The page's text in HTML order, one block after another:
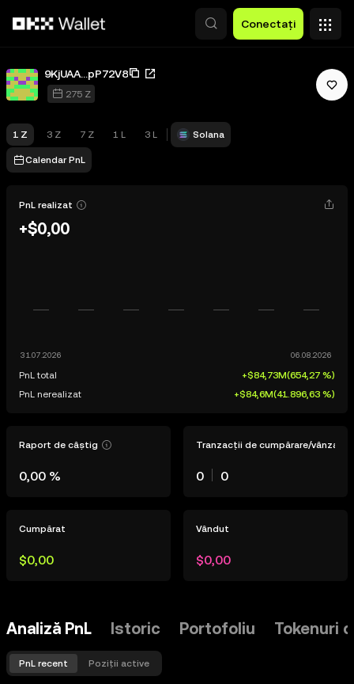
Conectați
9KjUAA...pP72V8
275 Z
1 Z 3 Z 7 Z 1 L 3 L Solana
Calendar PnL
PnL realizat
+$0,00
PnL total +$84,73M(654,27 %)
PnL nerealizat
+$84,6M(41.896,63 %)
Raport de câștig
0,00 %
Tranzacții de cumpărare/vânzare
0 0
Cumpărat
$0,00
Vândut
$0,00
Analiză PnL Istoric Portofoliu Tokenuri
PnL recent Poziții active